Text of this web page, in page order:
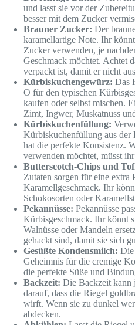
und lasst sie vor der
besser mit dem Zucker
Brauner Zucker: Der
karamellartige Note. Ihr
Zucker verwenden, je
Geschmack möchtet. Achtet
verpackt ist, damit er nicht
Kürbiskuchengewürz: Das
O für den typischen
kaufen oder selbst mischen.
Zimt, Ingwer, Muskatnuss
Kürbiskuchenfüllung:
Kürbiskuchenfüllung aus der
hat die perfekte Konsistenz.
verwenden möchtet, müsst
Butterscotch-Chips und
Zutaten sorgen für eine extra
Karamellgeschmack. Ihr
Schokosorten oder
Pekannüsse: Pekannüsse
Kürbisgeschmack. Ihr könnt
Walnüsse oder Mandeln
gehackt sind, damit sie sich
Gesüßte Kondensmilch: Die
Geheimnis für die cremige
die perfekte Süße und
Backzeit: Die Backzeit kann
darauf, dass die Riegel
wirft. Wenn sie zu dunkel
abdecken.